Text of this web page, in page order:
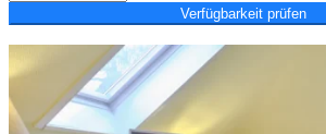
Verfügbarkeit prüfen